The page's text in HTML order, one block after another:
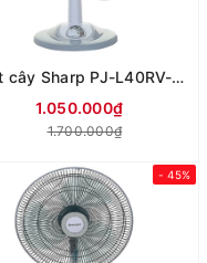
Quạt cây Sharp PJ-L40RV-WH (Có điều khiển)
1.050.000₫
1.700.000₫
- 45%